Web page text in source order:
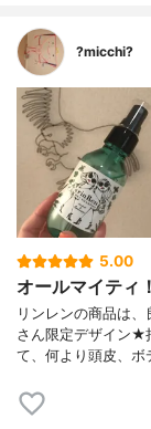
?micchi?
5.00
オールマイティ
リンレンの商品は
さん限定デザイン★
て、何より頭皮、